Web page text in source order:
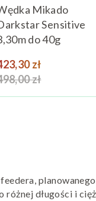
Mikado
Sensitive
do 40g
zł
Cena
zł
długości i